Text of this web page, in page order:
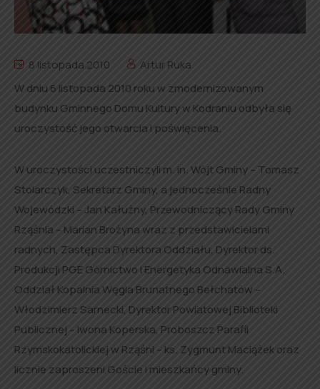
8 listopada 2010
Artur Ruka
W dniu 6 listopada 2010 roku w zmodernizowanym
budynku Gminnego Domu Kultury w Kodraniu odbyła się
uroczystość jego otwarcia i poświęcenia.
W uroczystości uczestniczyli m. in. Wójt Gminy – Tomasz
Stolarczyk, Sekretarz Gminy, a jednocześnie Radny
Wojewódzki – Jan Kałużny, Przewodniczący Rady Gminy
Rząśnia – Marian Brożyna wraz z przedstawicielami
radnych, Zastępca Dyrektora Oddziału, Dyrektor ds.
Produkcji PGE Górnictwo i Energetyka Odnawialna S.A.
Oddział Kopalnia Węgla Brunatnego Bełchatów –
Włodzimierz Sarnecki, Dyrektor Powiatowej Biblioteki
Publicznej – Iwona Koperska, Proboszcz Parafii
Rzymskokatolickiej w Rząśni – ks. Zygmunt Maciążek oraz
licznie zaproszeni Goście i mieszkańcy gminy.